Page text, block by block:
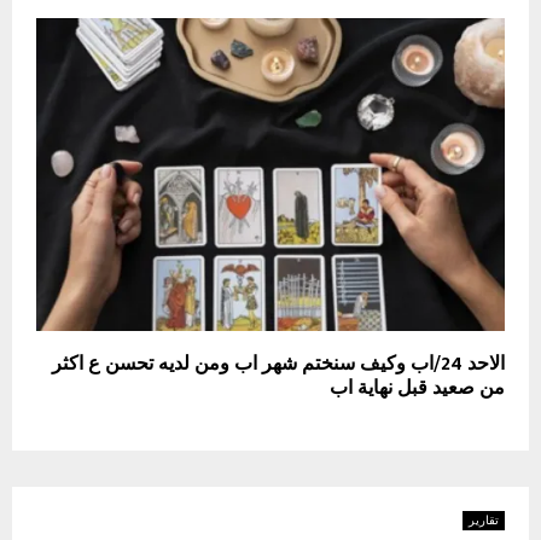
الاحد 24/اب وكيف سنختم شهر اب ومن لديه تحسن ع اكثر
من صعيد قبل نهاية اب
تقارير